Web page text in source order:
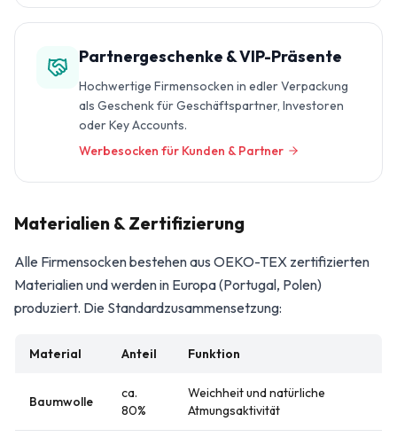
Partnergeschenke & VIP-Präsente
Hochwertige Firmensocken in edler Verpackung
als Geschenk für Geschäftspartner, Investoren
oder Key Accounts.
Werbesocken für Kunden & Partner
Materialien & Zertifizierung
Alle Firmensocken bestehen aus OEKO-TEX zertifizierten
Materialien und werden in Europa (Portugal, Polen)
produziert. Die Standardzusammensetzung:
Material Anteil Funktion
Baumwolle
ca.
80%
Weichheit und natürliche
Atmungsaktivität